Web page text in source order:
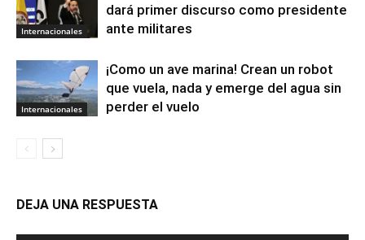
Internacionales
dará primer discurso como presidente
ante militares
Internacionales
¡Como un ave marina! Crean un robot
que vuela, nada y emerge del agua sin
perder el vuelo
DEJA UNA RESPUESTA